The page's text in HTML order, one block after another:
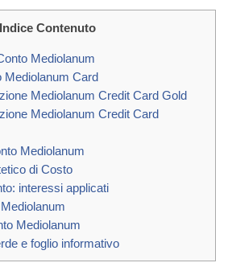
Indice Contenuto
Mediolanum
Mediolanum Card
Mediolanum Credit Card Gold
Mediolanum Credit Card
Mediolanum
di Costo
interessi applicati
Mediolanum
e foglio informativo